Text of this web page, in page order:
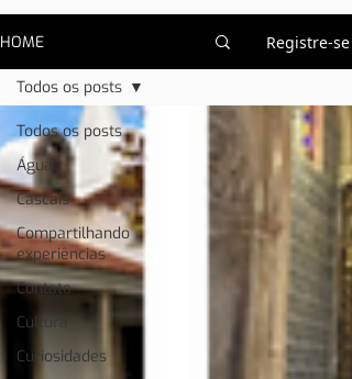
HOME Registre-se
Todos os posts
Água
Cascais
Compartilhando
experiências
Contato
Cultura
Curiosidades
Todos os posts